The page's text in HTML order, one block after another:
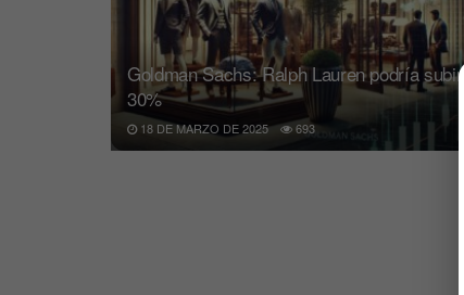
Goldman Sachs: Ralph Lauren podría subir
30%
18 DE MARZO DE 2025 693